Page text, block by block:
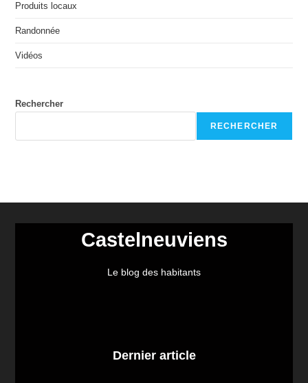
Produits locaux
Randonnée
Vidéos
Rechercher
RECHERCHER
Castelneuviens
Le blog des habitants
Dernier article